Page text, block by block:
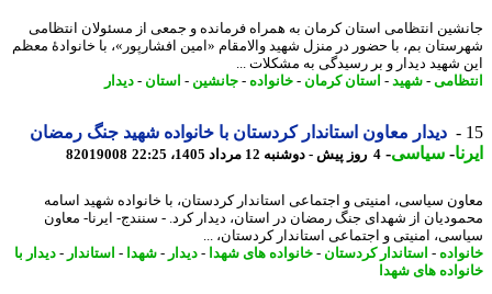
انتظامی استان کرمان به همراه فرمانده و جمعی از مسئولان انتظامی
بم، با حضور در منزل شهید والامقام «امین افشارپور»، با خانوادهٔ معظم
شهید دیدار و بر رسیدگی به مشکلات ...
-شهید-استان کرمان -خانواده- جانشین-استان-دیدار
دیدار معاون استاندار کردستان با خانواده شهید جنگ رمضان
-سیاسی-4 روز پیش - دوشنبه 12 مرداد 1405، 22:25 82019008
سیاسی، امنیتی و اجتماعی استاندار کردستان، با خانواده شهید اسامه
از شهدای جنگ رمضان در استان، دیدار کرد. - سنندج- ایرنا- معاون
امنیتی و اجتماعی استاندار کردستان، ...
- استاندار کردستان-خانواده های شهدا-دیدار-شهدا-استاندار-دیدار با
های شهدا